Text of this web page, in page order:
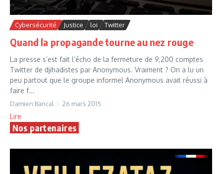
Cybersécurité Justice loi Twitter
Quand la propagande tourne au nez rouge
La presse s’est fait l’écho de la fermeture de 9,200 comptes
Twitter de djihadistes par Anonymous. Vraiment ? On a lu un
peu partout que le groupe informel Anonymous avait réussi à
faire f...
Damien Bancal 26 mars 2015
Lire
Nos partenaires